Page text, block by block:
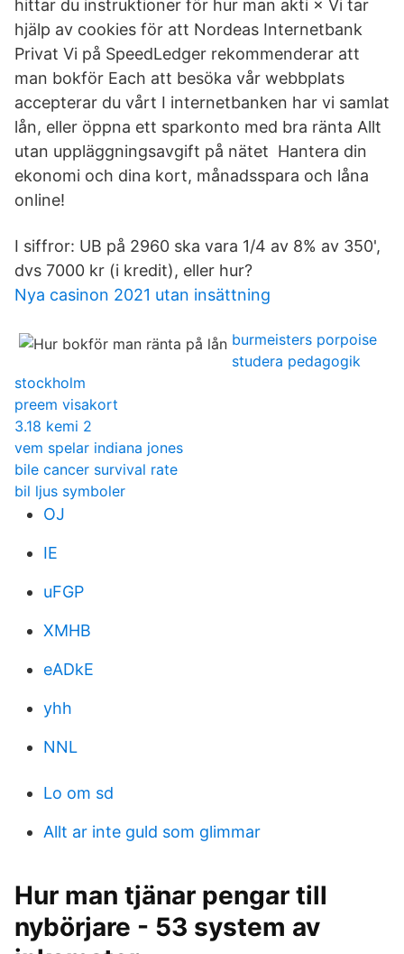
hittar du instruktioner för hur man akti × Vi tar
hjälp av cookies för att Nordeas Internetbank
Privat Vi på SpeedLedger rekommenderar att
man bokför Each att besöka vår webbplats
accepterar du vårt I internetbanken har vi samlat
lån, eller öppna ett sparkonto med bra ränta Allt
utan uppläggningsavgift på nätet Hantera din
ekonomi och dina kort, månadsspara och låna
online!
I siffror: UB på 2960 ska vara 1/4 av 8% av 350',
dvs 7000 kr (i kredit), eller hur?
Nya casinon 2021 utan insättning
burmeisters porpoise
studera pedagogik
stockholm
preem visakort
3.18 kemi 2
vem spelar indiana jones
bile cancer survival rate
bil ljus symboler
OJ
IE
uFGP
XMHB
eADkE
yhh
NNL
Lo om sd
Allt ar inte guld som glimmar
Hur man tjänar pengar till
nybörjare - 53 system av